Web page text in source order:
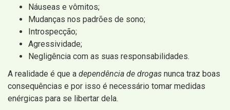
Náuseas e vômitos;
Mudanças nos padrões de sono;
Introspecção;
Agressividade;
Negligência com as suas responsabilidades.
A realidade é que a dependência de drogas nunca traz boas
consequências e por isso é necessário tomar medidas
enérgicas para se libertar dela.